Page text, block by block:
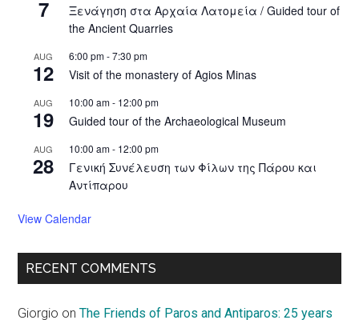
7
Ξενάγηση στα Αρχαία Λατομεία / Guided tour of
the Ancient Quarries
AUG
12
6:00 pm-7:30 pm
Visit of the monastery of Agios Minas
AUG
19
10:00 am- 12:00 pm
Guided tour of the Archaeological Museum
AUG
28
10:00 am- 12:00 pm
Γενική Συνέλευση των Φίλων της Πάρου και
Αντίπαρου
View Calendar
RECENT COMMENTS
Giorgio onThe Friends of Paros and Antiparos: 25 years